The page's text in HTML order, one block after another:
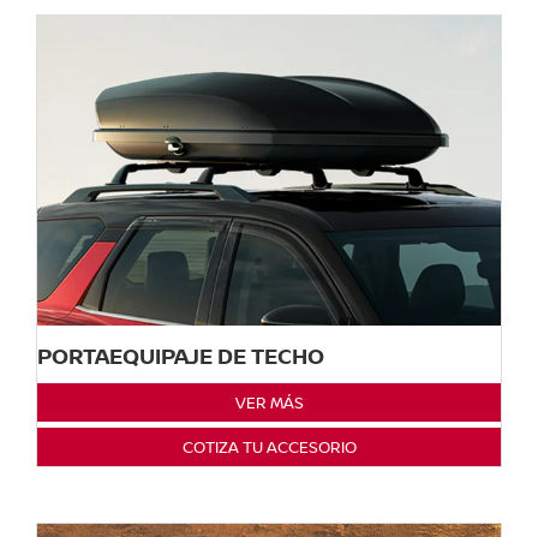
PORTAEQUIPAJE DE TECHO
VER MÁS
COTIZA TU ACCESORIO